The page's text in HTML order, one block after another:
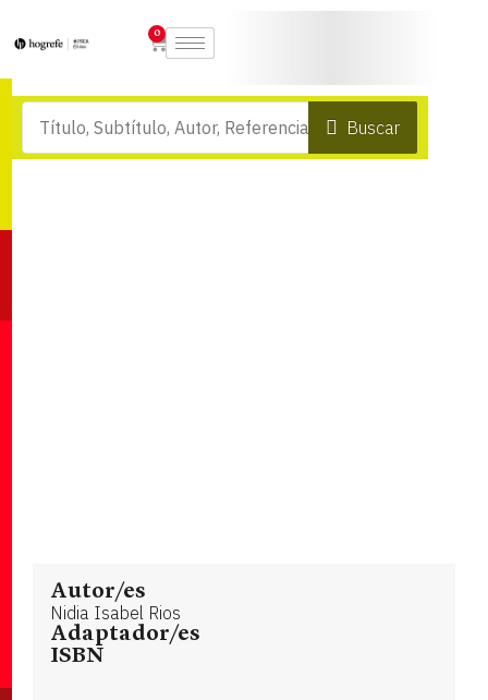
0
Buscar
Autor/es
Nidia Isabel Rios
Adaptador/es
ISBN